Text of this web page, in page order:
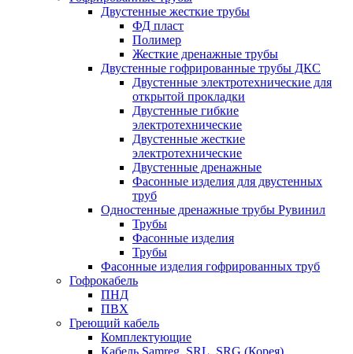
Двустенные жесткие трубы
ФД пласт
Полимер
Жесткие дренажные трубы
Двустенные гофрированные трубы ДКС
Двустенные электротехнические для
открытой прокладки
Двустенные гибкие
электротехнические
Двустенные жесткие
электротехнические
Двустенные дренажные
Фасонные изделия для двустенных
труб
Одностенные дренажные трубы Рувинил
Трубы
Фасонные изделия
Трубы
Фасонные изделия гофрированных труб
Гофрокабель
ПНД
ПВХ
Греющий кабель
Комплектующие
Кабель Samreg, SRL, SRG (Корея)